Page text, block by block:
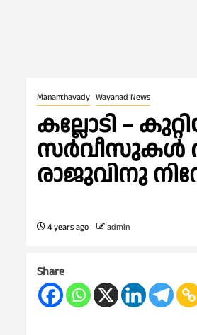
Mananthavady Wayanad News
കല്ലോടി –
സർവീസുകൾ
രാജുവിനു
4 years ago admin
Share